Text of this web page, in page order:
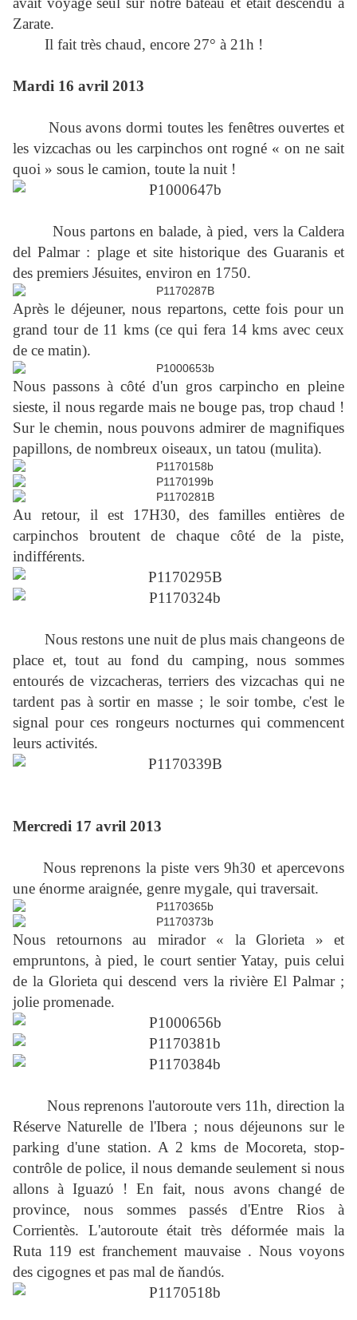
Zarate.
Il fait très chaud, encore 27° à 21h !
Mardi 16 avril 2013
Nous avons dormi toutes les fenêtres ouvertes et
les vizcachas ou les carpinchos ont rogné « on ne sait
quoi » sous le camion, toute la nuit !
Nous partons en balade, à pied, vers la Caldera
del Palmar : plage et site historique des Guaranis et
des premiers Jésuites, environ en 1750.
Après le déjeuner, nous repartons, cette fois pour un
grand tour de 11 kms (ce qui fera 14 kms avec ceux
de ce matin).
Nous passons à côté d'un gros carpincho en pleine
sieste, il nous regarde mais ne bouge pas, trop chaud !
Sur le chemin, nous pouvons admirer de magnifiques
papillons, de nombreux oiseaux, un tatou (mulita).
Au retour, il est 17H30, des familles entières de
carpinchos broutent de chaque côté de la piste,
indifférents.
Nous restons une nuit de plus mais changeons de
place et, tout au fond du camping, nous sommes
entourés de vizcacheras, terriers des vizcachas qui ne
tardent pas à sortir en masse ; le soir tombe, c'est le
signal pour ces rongeurs nocturnes qui commencent
leurs activités.
Mercredi 17 avril 2013
Nous reprenons la piste vers 9h30 et apercevons
une énorme araignée, genre mygale, qui traversait.
Nous retournons au mirador « la Glorieta » et
empruntons, à pied, le court sentier Yatay, puis celui
de la Glorieta qui descend vers la rivière El Palmar ;
jolie promenade.
Nous reprenons l'autoroute vers 11h, direction la
Réserve Naturelle de l'Ibera ; nous déjeunons sur le
parking d'une station. A 2 kms de Mocoreta, stop-
contrôle de police, il nous demande seulement si nous
allons à Iguazύ ! En fait, nous avons changé de
province, nous sommes passés d'Entre Rios à
Corrientès. L'autoroute était très déformée mais la
Ruta 119 est franchement mauvaise . Nous voyons
des cigognes et pas mal de ňandύs.